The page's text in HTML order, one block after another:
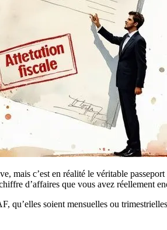
mais c’est en réalité le véritable
d’affaires que vous avez réellement
qu’elles soient mensuelles ou